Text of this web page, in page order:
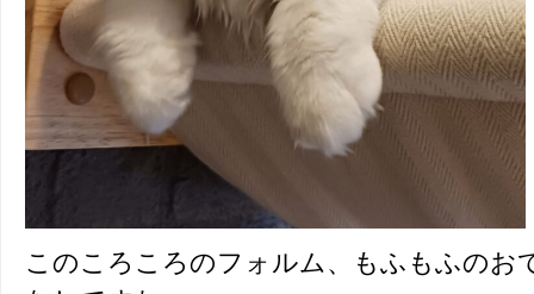
このころころのフォルム、もふもふのお